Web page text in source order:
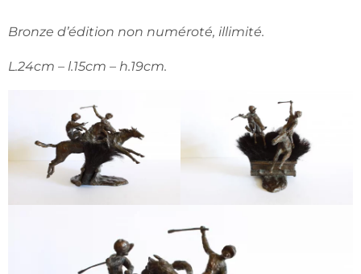
Bronze d’édition non numéroté, illimité.
L.24cm – l.15cm – h.19cm.